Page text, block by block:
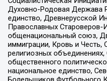
Духовно-Родовая Держава
единство, Древнерусской
Православных Староверов-
общенациональный союз,
иммиграции, Кровь и Честь,
религиозных
общественного
национальное единство,